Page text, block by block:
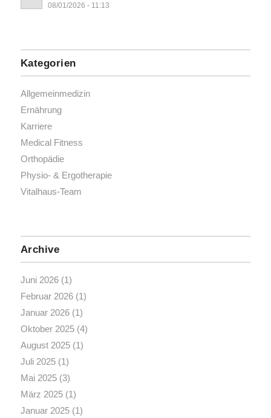
08/01/2026 - 11:13
Kategorien
Allgemeinmedizin
Ernährung
Karriere
Medical Fitness
Orthopädie
Physio- & Ergotherapie
Vitalhaus-Team
Archive
Juni 2026(1)
Februar 2026(1)
Januar 2026(1)
Oktober 2025(4)
August 2025(1)
Juli 2025(1)
Mai 2025(3)
März 2025(1)
Januar 2025(1)